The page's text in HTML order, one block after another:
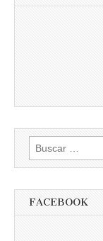
Buscar:
FACEBOOK